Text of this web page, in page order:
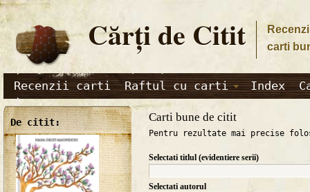
Cărţi de Citit
carti
Recenzii carti Raftul cu carti Index
De citit: Carti bune de citit
Pentru rezultate mai precise
Selectati titlul (evidentiere serii)
Selectati autorul